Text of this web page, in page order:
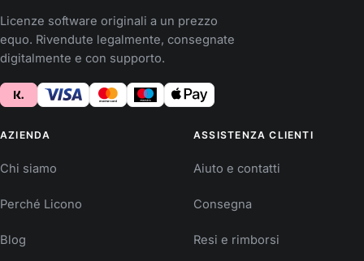
Licenze software originali a un prezzo
equo. Rivendute legalmente, consegnate
digitalmente e con supporto.
AZIENDA
Chi siamo
Perché Licono
Blog
ASSISTENZA CLIENTI
Aiuto e contatti
Consegna
Resi e rimborsi